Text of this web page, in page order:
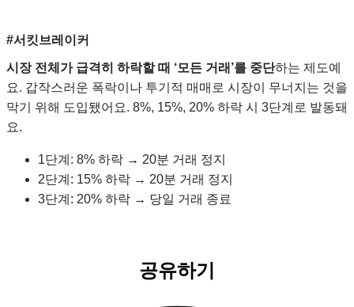
#서킷브레이커
시장 전체가 급격히 하락할 때 ‘모든 거래’를 중단하는 제도예
요. 갑작스러운 폭락이나 투기적 매매로 시장이 무너지는 것을
막기 위해 도입됐어요. 8%, 15%, 20% 하락 시 3단계로 발동돼
요.
1단계: 8% 하락 → 20분 거래 정지
2단계: 15% 하락 → 20분 거래 정지
3단계: 20% 하락 → 당일 거래 종료
공유하기